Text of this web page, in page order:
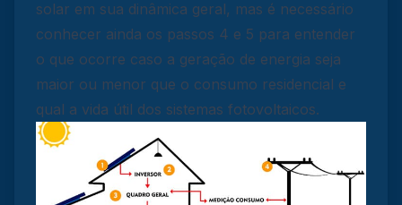
solar em sua dinâmica geral, mas é necessário
conhecer ainda os passos 4 e 5 para entender
o que ocorre caso a geração de energia seja
maior ou menor que o consumo residencial e
qual a vida útil dos sistemas fotovoltaicos.